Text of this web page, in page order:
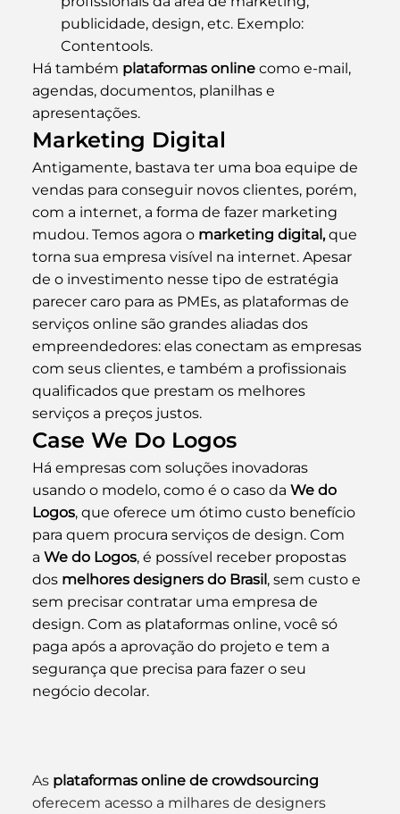
publicidade, design, etc. Exemplo:
Contentools.
Há também plataformas online como e-mail,
agendas, documentos, planilhas e
apresentações.
Marketing Digital
Antigamente, bastava ter uma boa equipe de
vendas para conseguir novos clientes, porém,
com a internet, a forma de fazer marketing
mudou. Temos agora o marketing digital, que
torna sua empresa visível na internet. Apesar
de o investimento nesse tipo de estratégia
parecer caro para as PMEs, as plataformas de
serviços online são grandes aliadas dos
empreendedores: elas conectam as empresas
com seus clientes, e também a profissionais
qualificados que prestam os melhores
serviços a preços justos.
Case We Do Logos
Há empresas com soluções inovadoras
usando o modelo, como é o caso da We do
Logos, que oferece um ótimo custo benefício
para quem procura serviços de design. Com
a We do Logos, é possível receber propostas
dos melhores designers do Brasil, sem custo e
sem precisar contratar uma empresa de
design. Com as plataformas online, você só
paga após a aprovação do projeto e tem a
segurança que precisa para fazer o seu
negócio decolar.
As plataformas online de crowdsourcing
oferecem acesso a milhares de designers